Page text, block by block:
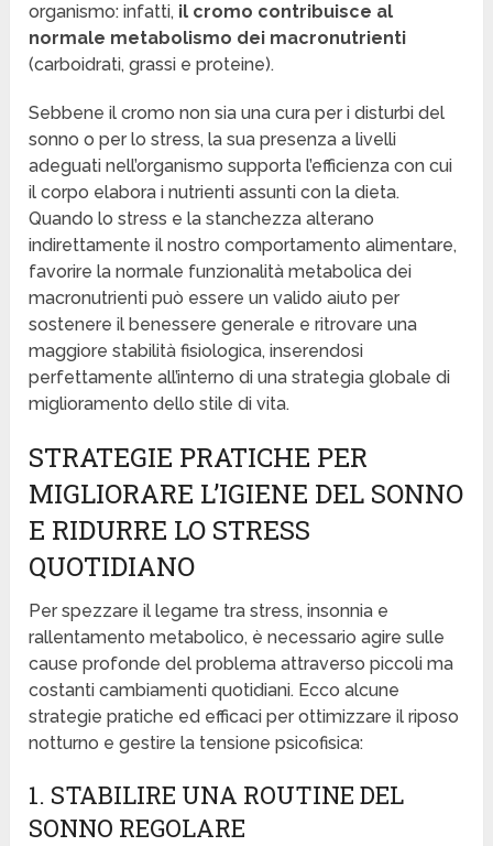
organismo: infatti, il cromo contribuisce al
normale metabolismo dei macronutrienti
(carboidrati, grassi e proteine).
Sebbene il cromo non sia una cura per i disturbi del
sonno o per lo stress, la sua presenza a livelli
adeguati nell’organismo supporta l’efficienza con cui
il corpo elabora i nutrienti assunti con la dieta.
Quando lo stress e la stanchezza alterano
indirettamente il nostro comportamento alimentare,
favorire la normale funzionalità metabolica dei
macronutrienti può essere un valido aiuto per
sostenere il benessere generale e ritrovare una
maggiore stabilità fisiologica, inserendosi
perfettamente all’interno di una strategia globale di
miglioramento dello stile di vita.
STRATEGIE PRATICHE PER
MIGLIORARE L’IGIENE DEL SONNO
E RIDURRE LO STRESS
QUOTIDIANO
Per spezzare il legame tra stress, insonnia e
rallentamento metabolico, è necessario agire sulle
cause profonde del problema attraverso piccoli ma
costanti cambiamenti quotidiani. Ecco alcune
strategie pratiche ed efficaci per ottimizzare il riposo
notturno e gestire la tensione psicofisica:
1. STABILIRE UNA ROUTINE DEL
SONNO REGOLARE